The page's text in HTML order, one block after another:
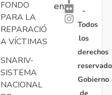
FONDO
PARA LA
REPARACIÓN
A VÍCTIMAS
SNARIV-
SISTEMA
NACIONAL
en:
-
Todos
los
derechos
Gobierno
de